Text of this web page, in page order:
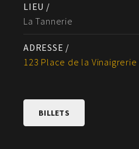
LIEU /
La Tannerie
ADRESSE /
123 Place de la
BILLETS